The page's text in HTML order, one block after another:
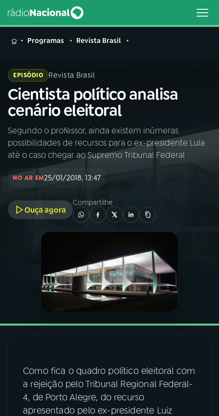
MENU
Buscar
na
Rádio
Nacional
Buscar
AO VIVO
01INÍCIO
02A RÁDIO
PROGRAMAS
PODCASTS
07ÚLTIMAS
FESTIVAL DE MÚSICA
Programas Revista Brasil
EPISÓDIO Revista Brasil
Cientista político analisa
cenário eleitoral
Segundo o professor, ainda existem inúmeras
possibilidades de recursos para o ex-presidente Lula
até o caso chegar ao Supremo Tribunal Federal
NO AR EM25/01/2018, 13:47
Ouça agora
Compartilhe
Como fica o quadro político eleitoral com
a rejeição pelo Tribunal Regional Federal-
4, de Porto Alegre, do recurso
apresentado pelo ex-presidente Luiz